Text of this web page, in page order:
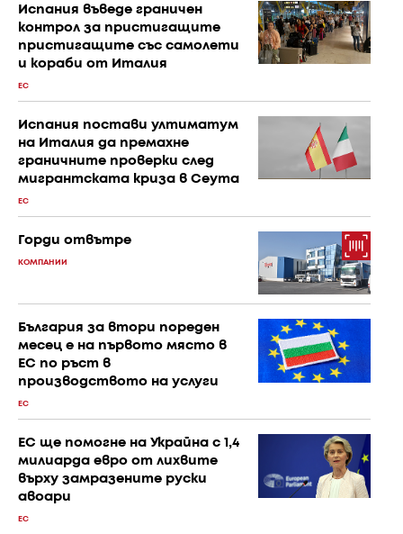
Испания въведе граничен
контрол за пристигащите
пристигащите със самолети
и кораби от Италия
ЕС
Испания постави ултиматум
на Италия да премахне
граничните проверки след
мигрантската криза в Сеута
ЕС
Горди отвътре
КОМПАНИИ
България за втори пореден
месец е на първото място в
ЕС по ръст в
производството на услуги
ЕС
ЕС ще помогне на Украйна с 1,4
милиарда евро от лихвите
върху замразените руски
авоари
ЕС